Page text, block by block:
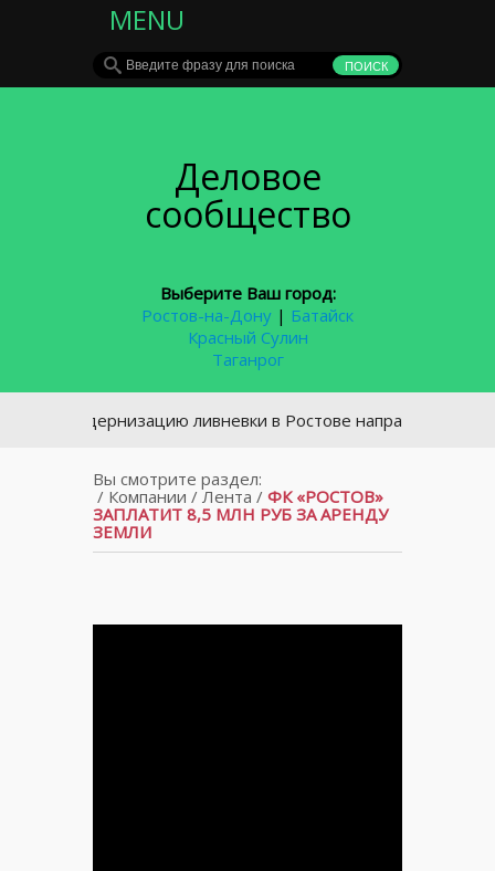
MENU
Деловое
сообщество
Выберите Ваш город:
Ростов-на-Дону | Батайск
Красный Сулин
Таганрог
модернизацию ливневки в Ростове направят 5,5 млрд руб
Вы смотрите раздел:
/ Компании /Лента / ФК «РОСТОВ»
ЗАПЛАТИТ 8,5 МЛН РУБ ЗА АРЕНДУ
ЗЕМЛИ